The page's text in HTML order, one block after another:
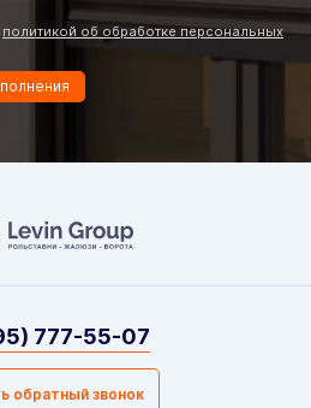
политикой об обработке персональных
777-55-07
обратный звонок